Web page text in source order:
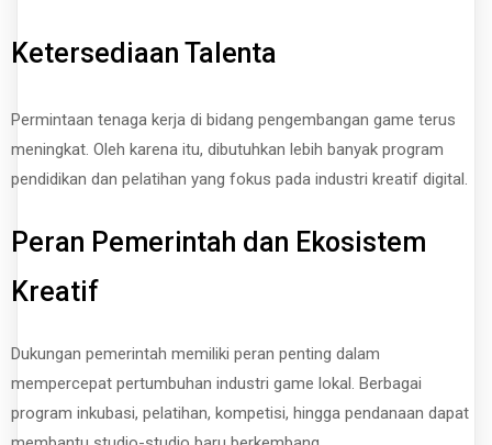
Ketersediaan Talenta
Permintaan tenaga kerja di bidang pengembangan game terus
meningkat. Oleh karena itu, dibutuhkan lebih banyak program
pendidikan dan pelatihan yang fokus pada industri kreatif digital.
Peran Pemerintah dan Ekosistem
Kreatif
Dukungan pemerintah memiliki peran penting dalam
mempercepat pertumbuhan industri game lokal. Berbagai
program inkubasi, pelatihan, kompetisi, hingga pendanaan dapat